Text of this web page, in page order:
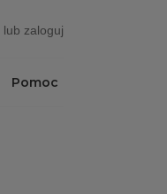
lub zaloguj
Pomoc